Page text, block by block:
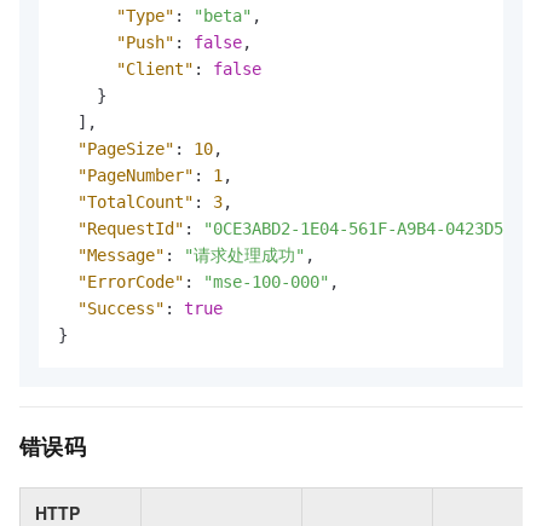
"Type" : "beta" ,
"Push" : false,
"Client" :
false
}
] ,
"PageSize" : 10,
"PageNumber" : 1 ,
"TotalCount" : 3,
"RequestId" :
"0CE3ABD2-1E04-561F-A9B4-
"Message" : "请求处理成功" ,
"ErrorCode" : "mse-100-000" ,
"Success" :
true
}
错误码
HTTP